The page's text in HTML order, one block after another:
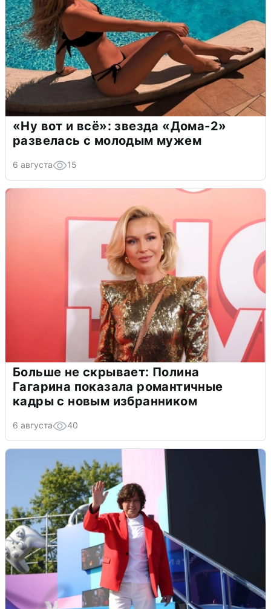
«Ну вот и всё»: звезда «Дома-2»
развелась с молодым мужем
6 августа 15
Больше не скрывает: Полина
Гагарина показала романтичные
кадры с новым избранником
6 августа 40